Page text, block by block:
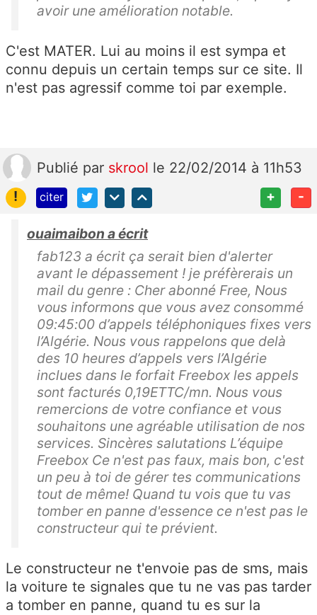
avoir une amélioration notable.
C'est MATER. Lui au moins il est sympa et
connu depuis un certain temps sur ce site. Il
n'est pas agressif comme toi par exemple.
Publié par skrool le 22/02/2014 à 11h53
!
citer + -
ouaimaibon a écrit
fab123 a écrit ça serait bien d'alerter
avant le dépassement ! je préfèrerais un
mail du genre : Cher abonné Free, Nous
vous informons que vous avez consommé
09:45:00 d’appels téléphoniques fixes vers
l’Algérie. Nous vous rappelons que delà
des 10 heures d’appels vers l’Algérie
inclues dans le forfait Freebox les appels
sont facturés 0,19ETTC/mn. Nous vous
remercions de votre confiance et vous
souhaitons une agréable utilisation de nos
services. Sincères salutations L’équipe
Freebox Ce n'est pas faux, mais bon, c'est
un peu à toi de gérer tes communications
tout de même! Quand tu vois que tu vas
tomber en panne d'essence ce n'est pas le
constructeur qui te prévient.
Le constructeur ne t'envoie pas de sms, mais
la voiture te signales que tu ne vas pas tarder
a tomber en panne, quand tu es sur la